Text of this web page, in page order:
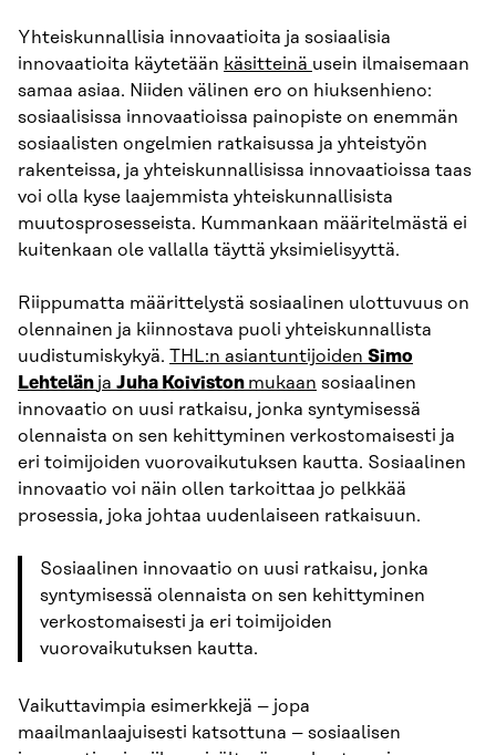
Yhteiskunnallisia innovaatioita ja sosiaalisia
innovaatioita käytetään käsitteinä usein ilmaisemaan
samaa asiaa. Niiden välinen ero on hiuksenhieno:
sosiaalisissa innovaatioissa painopiste on enemmän
sosiaalisten ongelmien ratkaisussa ja yhteistyön
rakenteissa, ja yhteiskunnallisissa innovaatioissa taas
voi olla kyse laajemmista yhteiskunnallisista
muutosprosesseista. Kummankaan määritelmästä ei
kuitenkaan ole vallalla täyttä yksimielisyyttä.
Riippumatta määrittelystä sosiaalinen ulottuvuus on
olennainen ja kiinnostava puoli yhteiskunnallista
uudistumiskykyä. THL:n asiantuntijoiden Simo
Lehtelän ja Juha Koiviston mukaan sosiaalinen
innovaatio on uusi ratkaisu, jonka syntymisessä
olennaista on sen kehittyminen verkostomaisesti ja
eri toimijoiden vuorovaikutuksen kautta. Sosiaalinen
innovaatio voi näin ollen tarkoittaa jo pelkkää
prosessia, joka johtaa uudenlaiseen ratkaisuun.
Sosiaalinen innovaatio on uusi ratkaisu, jonka
syntymisessä olennaista on sen kehittyminen
verkostomaisesti ja eri toimijoiden
vuorovaikutuksen kautta.
Vaikuttavimpia esimerkkejä – jopa
maailmanlaajuisesti katsottuna – sosiaalisen